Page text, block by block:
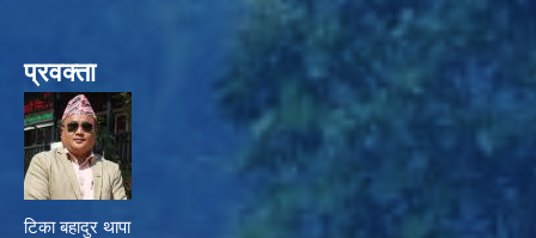
प्रवक्ता
टिका बहादुर थापा